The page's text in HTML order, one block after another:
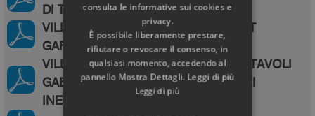
DI TIVOLI
VILLA ADRIANA - HADRIAN'S SECRET
GARDEN
VILLA ADRIANA DI TIVOLI (ROMA): I TAVOLI
GABRIELLI E DUE NUOVI ESEMPLARI
INEDITI E SCONOSCIUTI
consulta le informative sui cookies e
privacy.
È possibile liberamente prestare,
rifiutare o revocare il consenso, in
qualsiasi momento, accedendo al
pannello Mostra Dettagli. Leggi di più
Leggi di più